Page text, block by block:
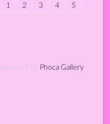
1 2 3 4
5
Powered by Phoca Gallery